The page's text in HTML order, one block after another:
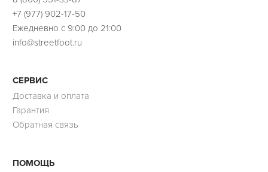
+7 (977) 902-17-50
Ежедневно с 9:00 до 21:00
info@streetfoot.ru
СЕРВИС
Доставка и оплата
Гарантия
Обратная связь
ПОМОЩЬ